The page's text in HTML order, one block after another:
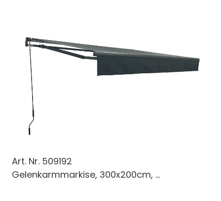
Art. Nr. 509192
Gelenkarmmarkise, 300x200cm, ...